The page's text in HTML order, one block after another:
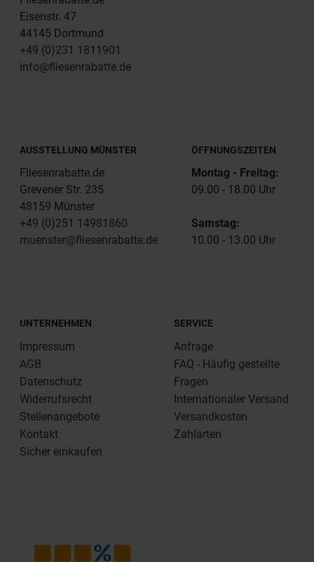
Eisenstr. 47
44145 Dortmund
+49 (0)231 1811901
info@fliesenrabatte.de
AUSSTELLUNG MÜNSTER
Fliesenrabatte.de
Grevener Str. 235
48159 Münster
+49 (0)251 14981860
muenster@fliesenrabatte.de
ÖFFNUNGSZEITEN
Montag - Freitag:
09.00 - 18.00 Uhr
Samstag:
10.00 - 13.00 Uhr
UNTERNEHMEN
Impressum
AGB
Datenschutz
Widerrufsrecht
Stellenangebote
Kontakt
Sicher einkaufen
SERVICE
Anfrage
FAQ - Häufig gestellte
Fragen
Internationaler Versand
Versandkosten
Zahlarten